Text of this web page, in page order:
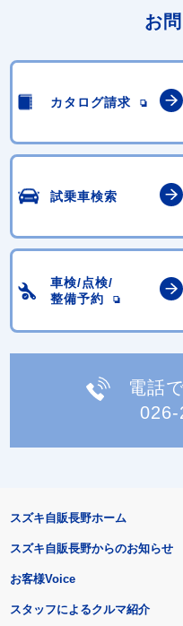
お
カタログ請求
試乗車検索
車検/点検/
整備予約
電話
026-
スズキ自販長野ホーム
スズキ自販長野からのお知らせ
お客様Voice
スタッフによるクルマ紹介